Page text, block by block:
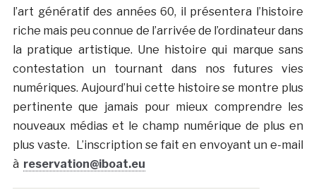
l’art génératif des années 60, il présentera l’histoire
riche mais peu connue de l’arrivée de l’ordinateur dans
la pratique artistique. Une histoire qui marque sans
contestation un tournant dans nos futures vies
numériques. Aujourd’hui cette histoire se montre plus
pertinente que jamais pour mieux comprendre les
nouveaux médias et le champ numérique de plus en
plus vaste. L’inscription se fait en envoyant un e-mail
à reservation@iboat.eu